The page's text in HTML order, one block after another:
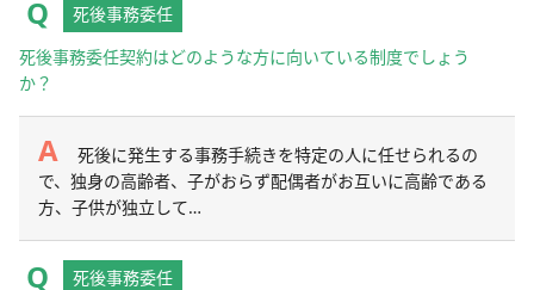
死後事務委任
死後事務委任契約はどのような方に向いている制度でしょう
か？
死後に発生する事務手続きを特定の人に任せられるの
で、独身の高齢者、子がおらず配偶者がお互いに高齢である
方、子供が独立して…
死後事務委任